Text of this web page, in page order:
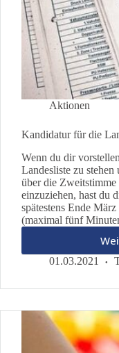
Aktionen
Kandidatur für die
Wenn du dir
Landesliste zu
über die
einzuziehen, hast du
spätestens Ende
(maximal fünf
01.03.2021